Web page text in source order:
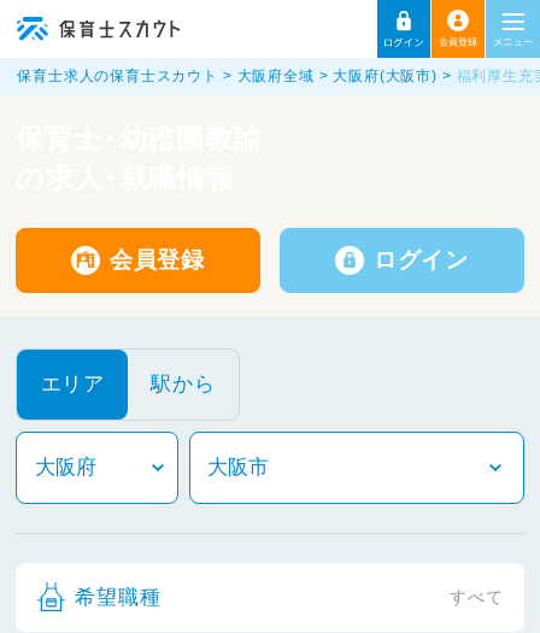
保育士求人の保育士スカウト 大阪府全域 大阪府(大阪市) 福利厚生充
会員登録 ログイン
エリア 駅から
希望職種 すべて